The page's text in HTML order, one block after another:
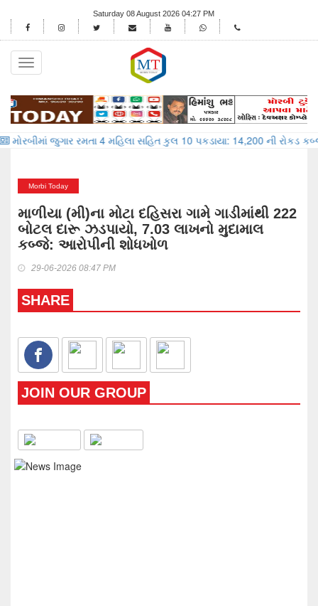
Saturday 08 August 2026 04:27 PM
Toggle
navigation
જુગાર રમતા 4 મહિલા સહિત કુલ 10 પકડાયા: 14,200 ની રોકડ કબ્જે
Morbi Today
માળીયા (મી)ના મોટા દહિસરા ગામે ગાડીમાંથી 222
બોટલ દારૂ ઝડપાયો, 7.03 લાખનો મુદામાલ
કબ્જે: આરોપીની શોધખોળ
29-06-2026 08:47 PM
SHARE
JOIN OUR GROUP